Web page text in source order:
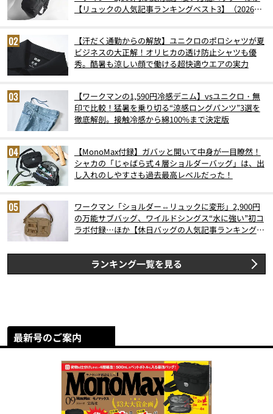
【リュックの人気記事ランキングベスト3】（2026年
【汗だく通勤からの解放】ユニクロのポロシャツが夏
ビジネスの大正解！オリヒカの透け防止シャツも優
秀。酷暑も涼しい顔で働ける超快適ウエアの実力
【ワークマンの1,590円冷感デニム】vsユニクロ・無
印で比較！猛暑を乗り切る“涼感ロングパンツ”3選を
徹底解剖。接触冷感から綿100%まで決定版
【MonoMax付録】ガバッと開いて中身が一目瞭然！
シャカの「じゃばら式４層ショルダーバッグ」は、出
し入れのしやすさも過去最高レベルだった！
ワークマン「ショルダー⇔リュックに変形」2,900円
の万能サブバッグ、ワイルドシングス“水に強い”初コ
ラボ付録…ほか【休日バッグの人気記事ランキングベ
ランキング一覧を見る
最新号のご案内